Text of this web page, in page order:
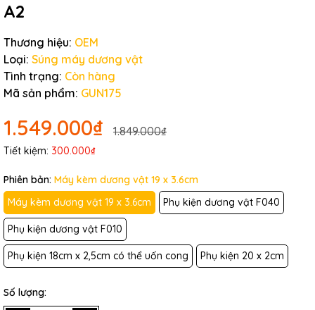
A2
Thương hiệu: OEM
Loại: Súng máy dương vật
Tình trạng: Còn hàng
Mã sản phẩm: GUN175
1.549.000₫ 1.849.000₫
Tiết kiệm: 300.000₫
Phiên bản: Máy kèm dương vật 19 x 3.6cm
Máy kèm dương vật 19 x 3.6cm
Phụ kiện dương vật F040
Phụ kiện dương vật F010
Phụ kiện 18cm x 2,5cm có thể uốn cong Phụ kiện 20 x 2cm
Số lượng: